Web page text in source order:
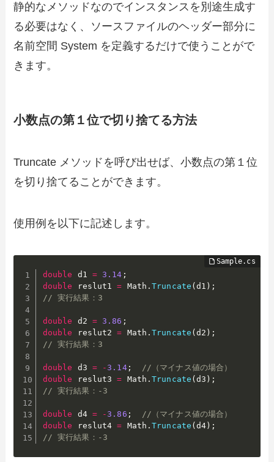
静的なメソッドなのでインスタンスを別途生成す
る必要はなく、ソースファイルのヘッダー部分に
名前空間 System を定義するだけで使うことがで
きます。
小数点の第１位で切り捨てる方法
Truncate メソッドを呼び出せば、小数点の第１位
を切り捨てることができます。
使用例を以下に記述します。
double d1 = 3.14 ;
double reslut1 = Math .Truncate (d1 ) ;
// 実行結果：3
double d2 = 3.86 ;
double reslut2 = Math .Truncate (d2 ) ;
// 実行結果：3
double d3 = -3.14;
//（マイナス値の場合）
double reslut3 = Math .Truncate (d3 ) ;
// 実行結果：-3
double d4 = -3.86 ;
//（マイナス値の場合）
double reslut4 = Math .Truncate (d4 ) ;
// 実行結果：-3